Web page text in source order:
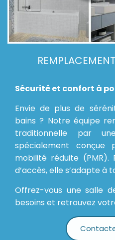
Sécurité et confort à
Envie de plus de
bains ? Notre équipe
traditionnelle par
spécialement conçue
mobilité réduite
d’accès, elle s’adapte à
Offrez-vous une salle
besoins et retrouvez